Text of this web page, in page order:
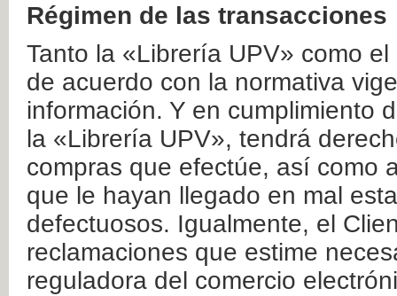
Régimen de las transacciones
Tanto la «Librería UPV» como
de acuerdo con la normativa
información. Y en cumplimiento
la «Librería UPV», tendrá
compras que efectúe, así como
que le hayan llegado en mal
defectuosos. Igualmente, el
reclamaciones que estime
reguladora del comercio